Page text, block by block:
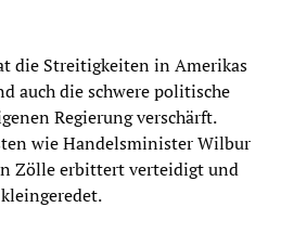
die Streitigkeiten in Amerikas
auch die schwere politische
Regierung verschärft.
wie Handelsminister Wilbur
Zölle erbittert verteidigt und